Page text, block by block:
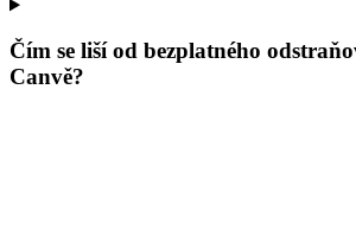
Čím se liší od bezplatného
Canvě?